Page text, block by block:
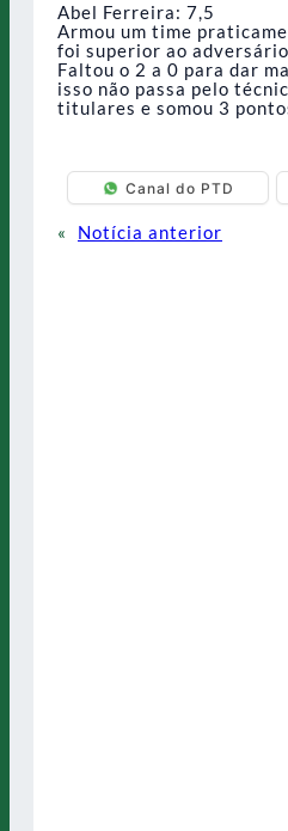
Abel Ferreira: 7,5
Armou um time
foi superior ao
Faltou o 2 a 0 para dar
isso não passa pelo
titulares e somou 3
Canal do PTD
«
Notícia anterior